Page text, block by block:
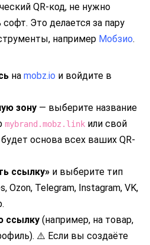
QR-код, не нужно
Это делается за пару
например Мобзио.
на mobz.io и войдите в
зону — выберите название
mybrand.mobz.link или свой
основа всех ваших QR-
ссылку» и выберите тип
Ozon, Telegram, Instagram, VK,
ссылку (например, на товар,
⚠️ Если вы создаёте